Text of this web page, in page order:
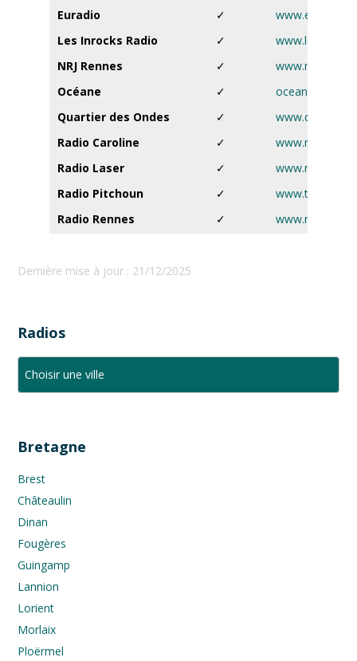
Euradio
✓
www.euradio.fr
Les Inrocks Radio
✓
NRJ Rennes
✓
www.nrj.fr
Océane
✓
oceane.ouest-
Quartier des Ondes
✓
Radio Caroline
✓
Radio Laser
✓
Radio Pitchoun
✓
Radio Rennes
✓
Dernière mise à jour : 21/12/2025
Radios
Bretagne
Brest
Châteaulin
Dinan
Fougères
Guingamp
Lannion
Lorient
Morlaix
Ploërmel